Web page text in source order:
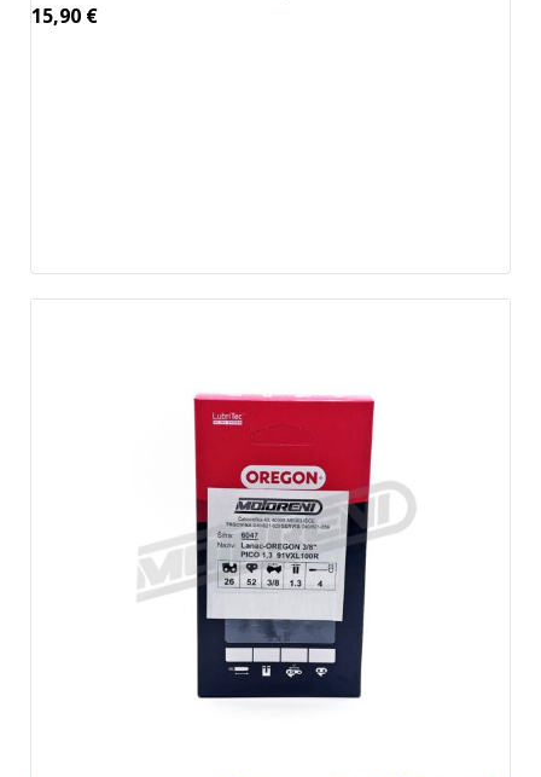
15,90 €